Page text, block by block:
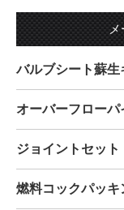
バルブシート蘇生
オーバーフローパ
ジョイントセット
燃料コックパッキ